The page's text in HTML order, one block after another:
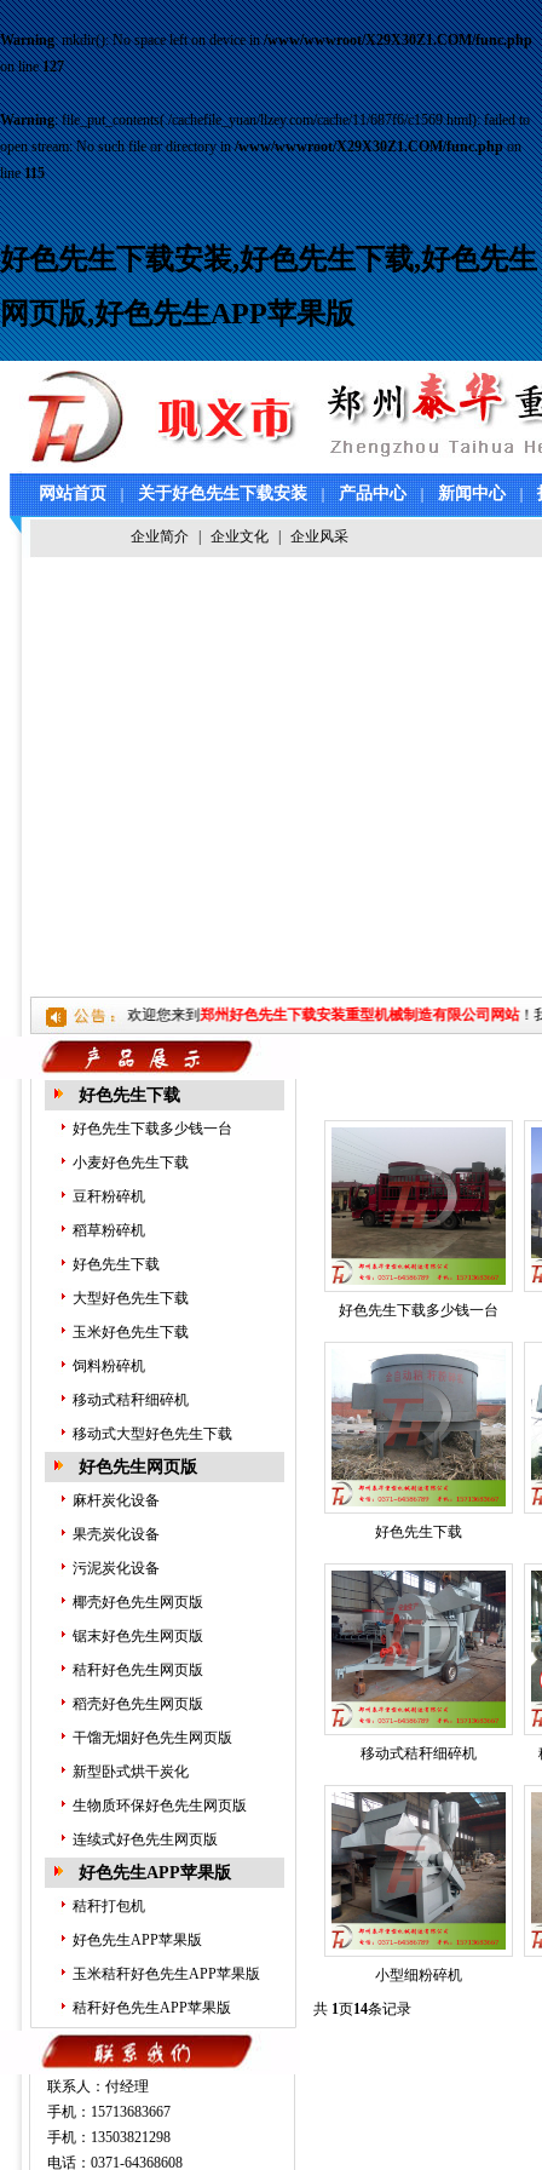
Warning: mkdir(): No space left on device in/www/wwwroot/X29X30Z1.COM/func.php
on line127
Warning: file_put_contents(./cachefile_yuan/llzey.com/cache/11/687f6/c1569.html): failed to
open stream: No such file or directory in/www/wwwroot/X29X30Z1.COM/func.phpon
line115
好色先生下载安装,好色先生下载,好色先生
网页版,好色先生APP苹果版
网站首页 ｜ 关于好色先生下载安装 ｜ 产品中心 ｜ 新闻中心 ｜
联系好色先生下载安装 ｜ 视频中心
企业简介 企业文化 企业风采
欢迎您来到郑州好色先生下载安装重型机械制造有限公司网站！
好色先生下载
好色先生下载多少钱一台
小麦好色先生下载
豆秆粉碎机
稻草粉碎机
好色先生下载
大型好色先生下载
玉米好色先生下载
饲料粉碎机
移动式秸秆细碎机
移动式大型好色先生下载
好色先生网页版
麻杆炭化设备
果壳炭化设备
污泥炭化设备
椰壳好色先生网页版
锯末好色先生网页版
秸秆好色先生网页版
稻壳好色先生网页版
干馏无烟好色先生网页版
新型卧式烘干炭化
生物质环保好色先生网页版
连续式好色先生网页版
好色先生APP苹果版
秸秆打包机
好色先生APP苹果版
玉米秸秆好色先生APP苹果版
秸秆好色先生APP苹果版
联系人：付经理
手机：15713683667
手机：13503821298
电话：0371-64368608
好色先生下载多少钱一台
好色先生下载
移动式秸秆细碎机
小型细粉碎机
共 1页14条记录